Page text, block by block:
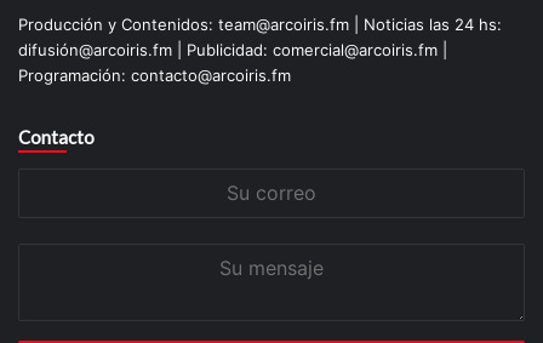
Producción y Contenidos: team@arcoiris.fm | Noticias las 24 hs:
difusión@arcoiris.fm | Publicidad: comercial@arcoiris.fm |
Programación: contacto@arcoiris.fm
Contacto